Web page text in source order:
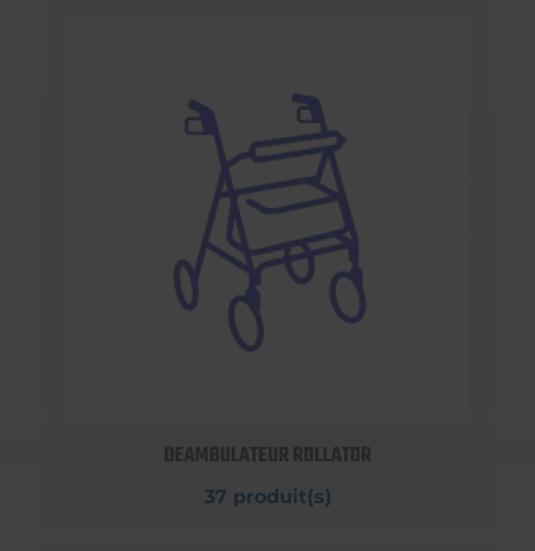
DEAMBULATEUR ROLLATOR
37 produit(s)